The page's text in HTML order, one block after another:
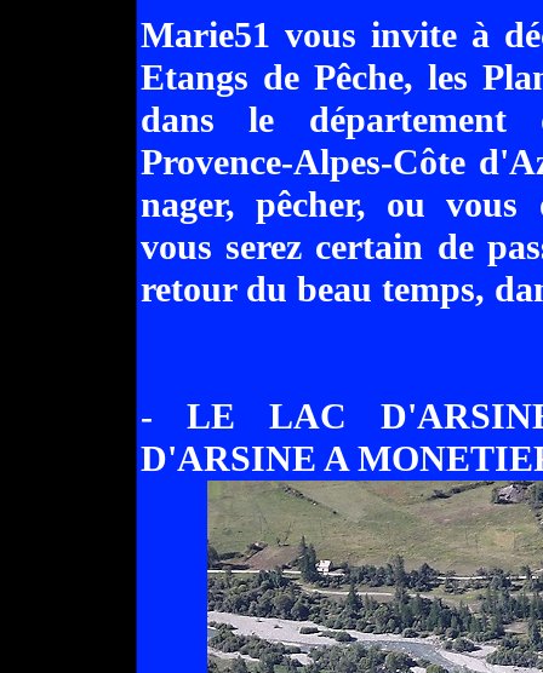
Marie51 vous invite à
Etangs de Pêche, les
dans le département
Provence-Alpes-Côte
nager, pêcher, ou
vous serez certain de
retour du beau temps,
- LE LAC
D'ARSINE A